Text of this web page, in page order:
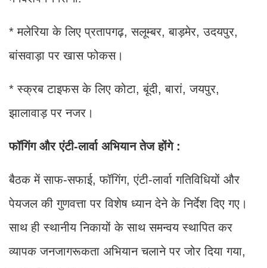
* मलेरिया के लिए प्रतापगढ़, सलूम्बर, बाड़मेर, उदयपुर,
बांसवाड़ा पर खास फोकस।
* स्क्रब टाइफस के लिए कोटा, बूंदी, बारां, जयपुर,
झालावाड़ पर नजर।
फॉगिंग और एंटी-लार्वा अभियान तेज होंगे :
बैठक में साफ-सफाई, फॉगिंग, एंटी-लार्वा गतिविधियों और
पेयजल की गुणवत्ता पर विशेष ध्यान देने के निर्देश दिए गए।
साथ ही स्थानीय निकायों के साथ समन्वय स्थापित कर
व्यापक जनजागरूकता अभियान चलाने पर जोर दिया गया,